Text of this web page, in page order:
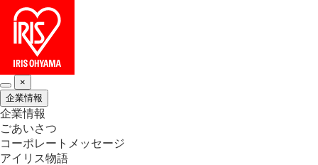
×
企業情報
企業情報
ごあいさつ
コーポレートメッセージ
アイリス物語